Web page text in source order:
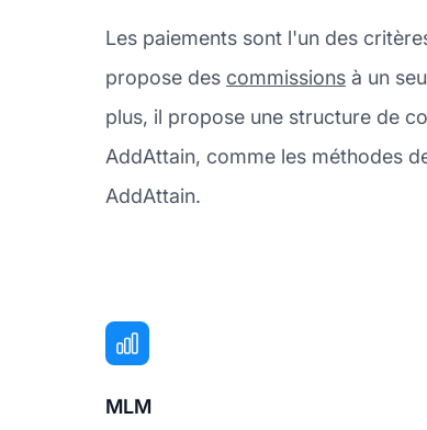
Les paiements sont l'un des
propose des commissions à un
plus, il propose une structure de
AddAttain, comme les méthodes
AddAttain.
MLM